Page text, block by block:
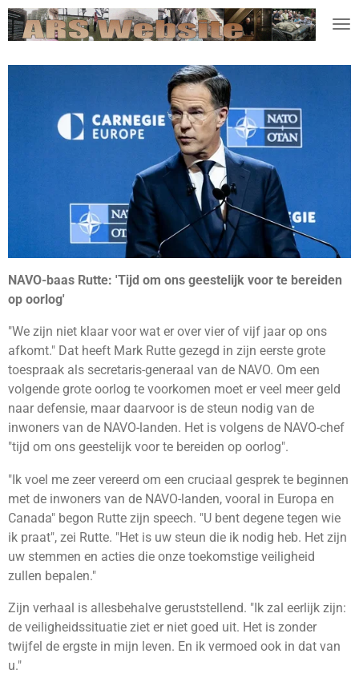
Ga
direct
NAVO-baas Rutte: 'Tijd om ons geestelijk voor te bereiden
op oorlog'
"We zijn niet klaar voor wat er over vier of vijf jaar op ons
afkomt." Dat heeft Mark Rutte gezegd in zijn eerste grote
toespraak als secretaris-generaal van de NAVO. Om een
volgende grote oorlog te voorkomen moet er veel meer geld
naar defensie, maar daarvoor is de steun nodig van de
inwoners van de NAVO-landen. Het is volgens de NAVO-chef
"tijd om ons geestelijk voor te bereiden op oorlog".
"Ik voel me zeer vereerd om een cruciaal gesprek te beginnen
met de inwoners van de NAVO-landen, vooral in Europa en
Canada" begon Rutte zijn speech. "U bent degene tegen wie
ik praat", zei Rutte. "Het is uw steun die ik nodig heb. Het zijn
uw stemmen en acties die onze toekomstige veiligheid
zullen bepalen."
Zijn verhaal is allesbehalve geruststellend. "Ik zal eerlijk zijn:
de veiligheidssituatie ziet er niet goed uit. Het is zonder
twijfel de ergste in mijn leven. En ik vermoed ook in dat van
u."